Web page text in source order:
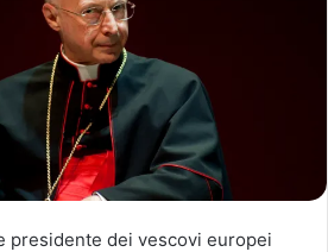
presidente dei vescovi europei